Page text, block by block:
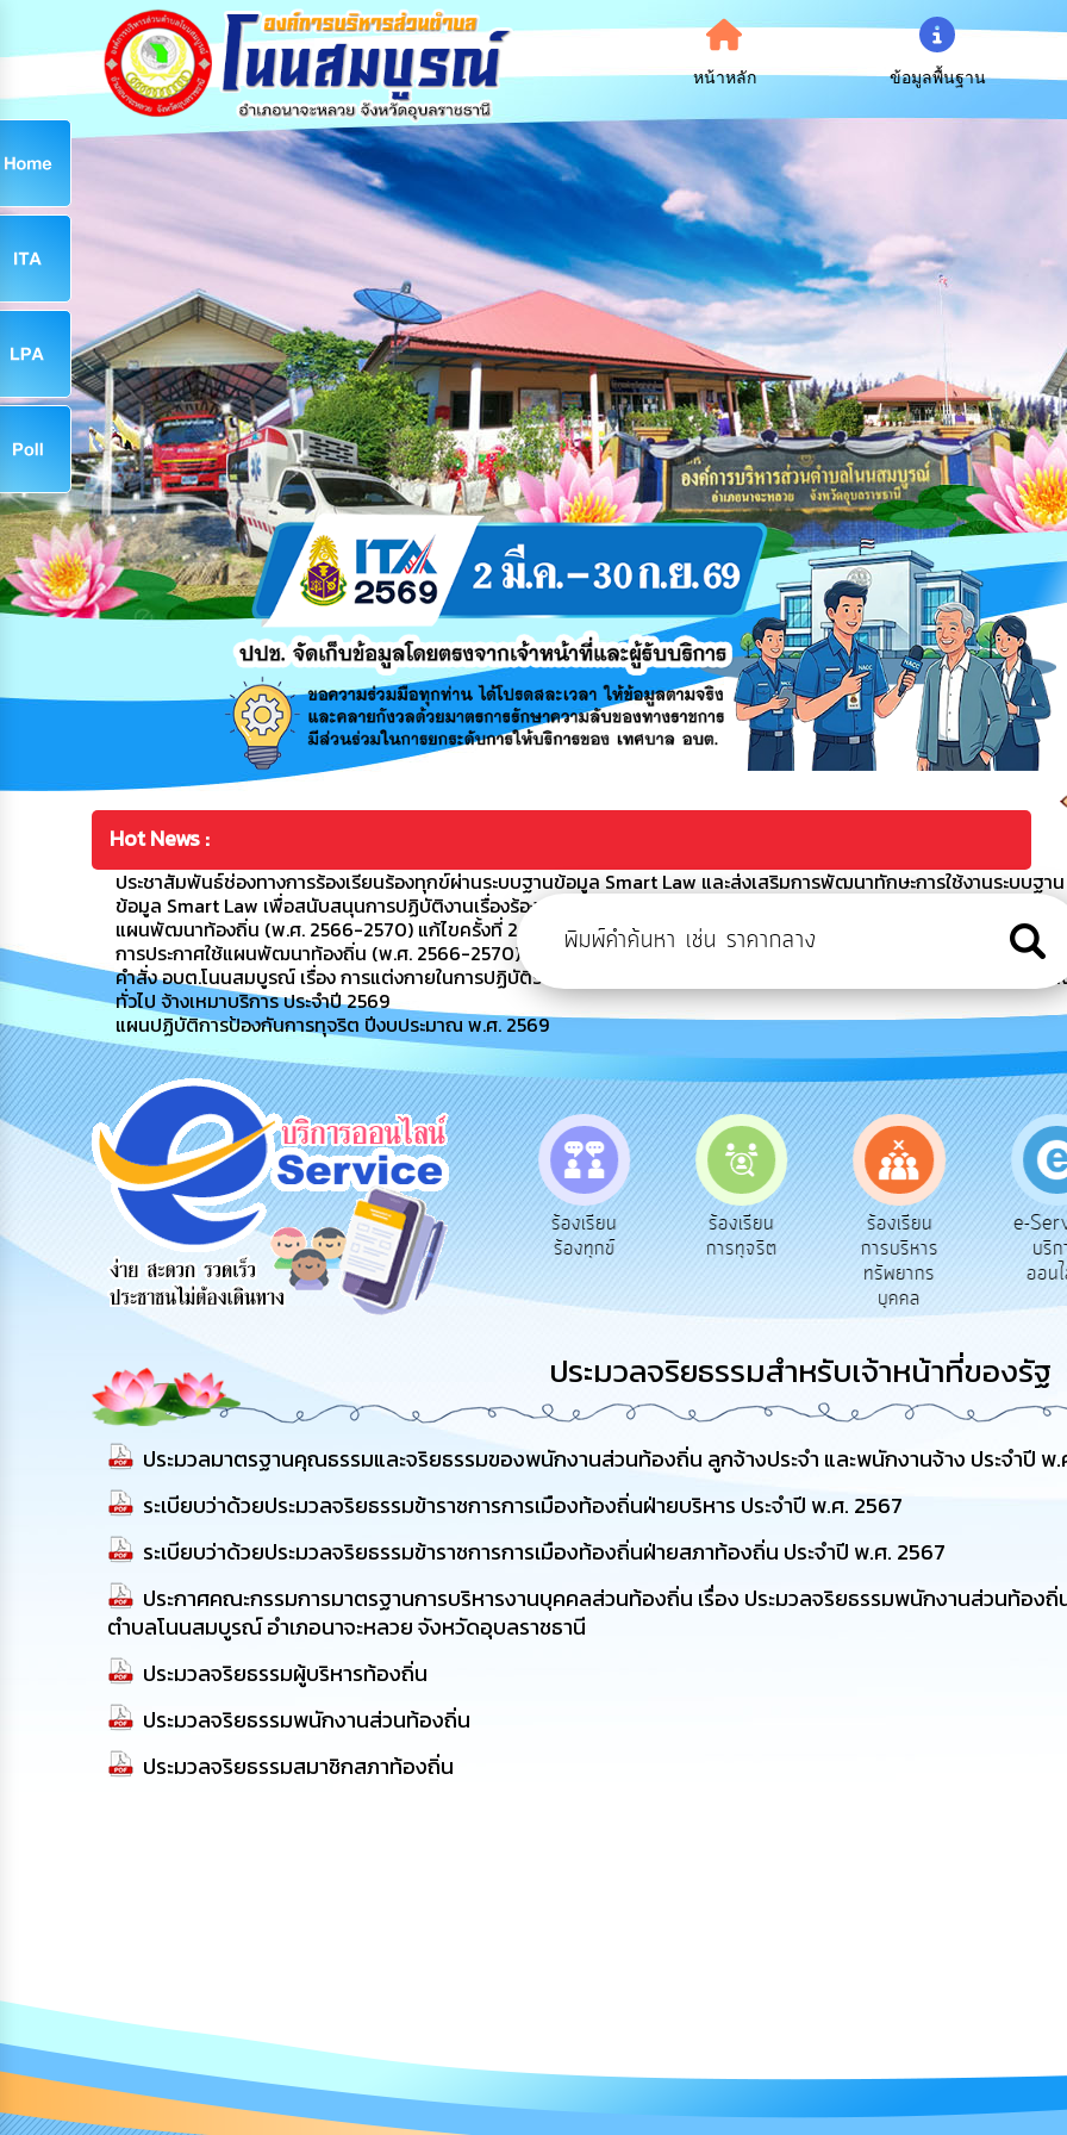
หน้าหลัก ข้อมูลพื้นฐาน
Hot News :
ประชาสัมพันธ์ช่องทางการร้องเรียนร้องทุกข์ผ่านระบบฐานข้อมูล Smart Law และส่งเสริมการพัฒนาทักษะการใช้งานระบบฐาน
ข้อมูล Smart Law เพื่อสนับสนุนการปฏิบัติงานเรื่องร้องเรียนร้องทุกข์
แผนพัฒนาท้องถิ่น (พ.ศ. 2566-2570) แก้ไขครั้งที่ 2/2569
การประกาศใช้แผนพัฒนาท้องถิ่น (พ.ศ. 2566-2570) เพิ่มเติมครั้งที่ 1/2569
คำสั่ง อบต.โนนสมบูรณ์ เรื่อง การแต่งกายในการปฏิบัติราชการของพนักงานส่สวนตำบล พนักงานจ้างตามภารกิจ พนักงานจ้า
ทั่วไป จ้างเหมาบริการ ประจำปี 2569
แผนปฏิบัติการป้องกันการทุจริต ปีงบประมาณ พ.ศ. 2569
สายด่วนผู้
บริหาร
รับฟังความ
คิดเห็น
ประชาชน
ร้องเรียน
ร้องทุกข์
ร้องเรียน
การทุจริต
ร้องเรียน
การบริหาร
ทรัพยากร
บุคคล
e-Service
บริการ
ออนไลน์
ประมวลจริยธรรมสำหรับเจ้าหน้าที่ของรัฐ
ประมวลมาตรฐานคุณธรรมและจริยธรรมของพนักงานส่วนท้องถิ่น ลูกจ้างประจำ และพนักงานจ้าง ประจำปี พ
ระเบียบว่าด้วยประมวลจริยธรรมข้าราชการการเมืองท้องถิ่นฝ่ายบริหาร ประจำปี พ.ศ. 2567
ระเบียบว่าด้วยประมวลจริยธรรมข้าราชการการเมืองท้องถิ่นฝ่ายสภาท้องถิ่น ประจำปี พ.ศ. 2567
ประกาศคณะกรรมการมาตรฐานการบริหารงานบุคคลส่วนท้องถิ่น เรื่อง ประมวลจริยธรรมพนักงานส่วนท้อง
ตำบลโนนสมบูรณ์ อำเภอนาจะหลวย จังหวัดอุบลราชธานี
ประมวลจริยธรรมผู้บริหารท้องถิ่น
ประมวลจริยธรรมพนักงานส่วนท้องถิ่น
ประมวลจริยธรรมสมาชิกสภาท้องถิ่น